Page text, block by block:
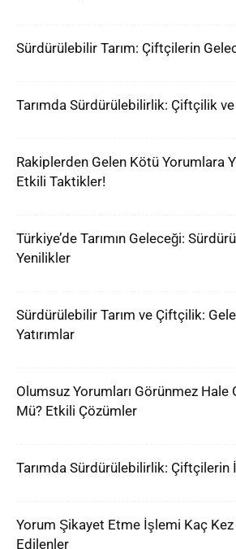
Sürdürülebilir Tarım: Çiftçilerin
Tarımda Sürdürülebilirlik: Çiftçilik ve
Rakiplerden Gelen Kötü Yorumlara
Etkili Taktikler!
Türkiye’de Tarımın Geleceği:
Yenilikler
Sürdürülebilir Tarım ve Çiftçilik:
Yatırımlar
Olumsuz Yorumları Görünmez
Mü? Etkili Çözümler
Tarımda Sürdürülebilirlik: Çiftçilerin
Yorum Şikayet Etme İşlemi Kaç Kez
Edilenler